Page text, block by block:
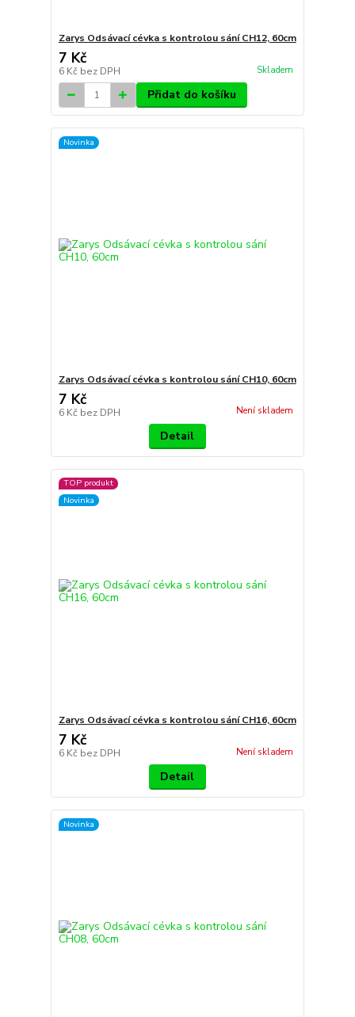
Zarys Odsávací cévka s kontrolou sání CH12, 60cm
7 Kč
6 Kč bez DPH Skladem
Přidat do košíku
Novinka
Zarys Odsávací cévka s kontrolou sání CH10, 60cm
7 Kč
6 Kč bez DPH Není skladem
Detail
TOP produkt
Novinka
Zarys Odsávací cévka s kontrolou sání CH16, 60cm
7 Kč
6 Kč bez DPH Není skladem
Detail
Novinka